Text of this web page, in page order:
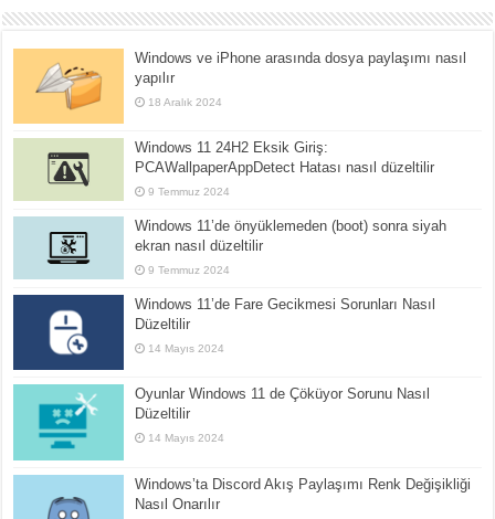
Windows ve iPhone arasında dosya paylaşımı nasıl
yapılır
18 Aralık 2024
Windows 11 24H2 Eksik Giriş:
PCAWallpaperAppDetect Hatası nasıl düzeltilir
9 Temmuz 2024
Windows 11’de önyüklemeden (boot) sonra siyah
ekran nasıl düzeltilir
9 Temmuz 2024
Windows 11’de Fare Gecikmesi Sorunları Nasıl
Düzeltilir
14 Mayıs 2024
Oyunlar Windows 11 de Çöküyor Sorunu Nasıl
Düzeltilir
14 Mayıs 2024
Windows’ta Discord Akış Paylaşımı Renk Değişikliği
Nasıl Onarılır